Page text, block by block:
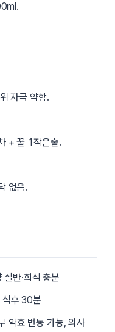
자극 약함.
+ 꿀 1작은술.
없음.
반·희석 충분
후 30분
약효 변동 가능, 의사